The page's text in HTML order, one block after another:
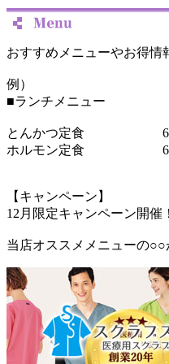
おすすめメニューやお得情
例）
■ランチメニュー
とんかつ定食
ホルモン定食
【キャンペーン】
12月限定キャンペーン開催！
当店オススメメニューの○○